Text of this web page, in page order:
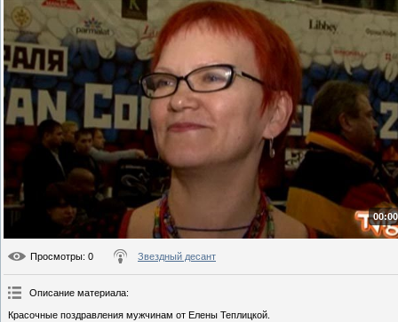
Просмотры: 0 Звездный десант
Описание материала:
Красочные поздравления мужчинам от Елены Теплицкой.